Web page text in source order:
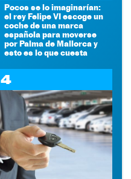
Pocos se lo imaginarían:
el rey Felipe VI escoge un
coche de una marca
española para moverse
por Palma de Mallorca y
esto es lo que cuesta
4